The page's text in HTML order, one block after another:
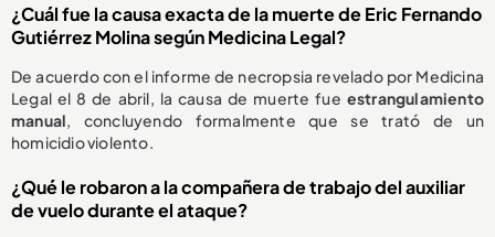
¿Cuál fue la causa exacta de la muerte de Eric Fernando
Gutiérrez Molina según Medicina Legal?
De acuerdo con el informe de necropsia revelado por Medicina
Legal el 8 de abril, la causa de muerte fue estrangulamiento
manual, concluyendo formalmente que se trató de un
homicidio violento.
¿Qué le robaron a la compañera de trabajo del auxiliar
de vuelo durante el ataque?